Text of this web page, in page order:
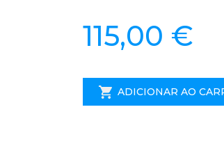
115,00 €
ADICIONAR AO